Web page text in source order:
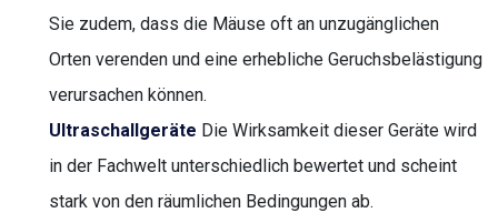
Sie zudem, dass die Mäuse oft an unzugänglichen
Orten verenden und eine erhebliche Geruchsbelästigung
verursachen können.
Ultraschallgeräte Die Wirksamkeit dieser Geräte wird
in der Fachwelt unterschiedlich bewertet und scheint
stark von den räumlichen Bedingungen ab.